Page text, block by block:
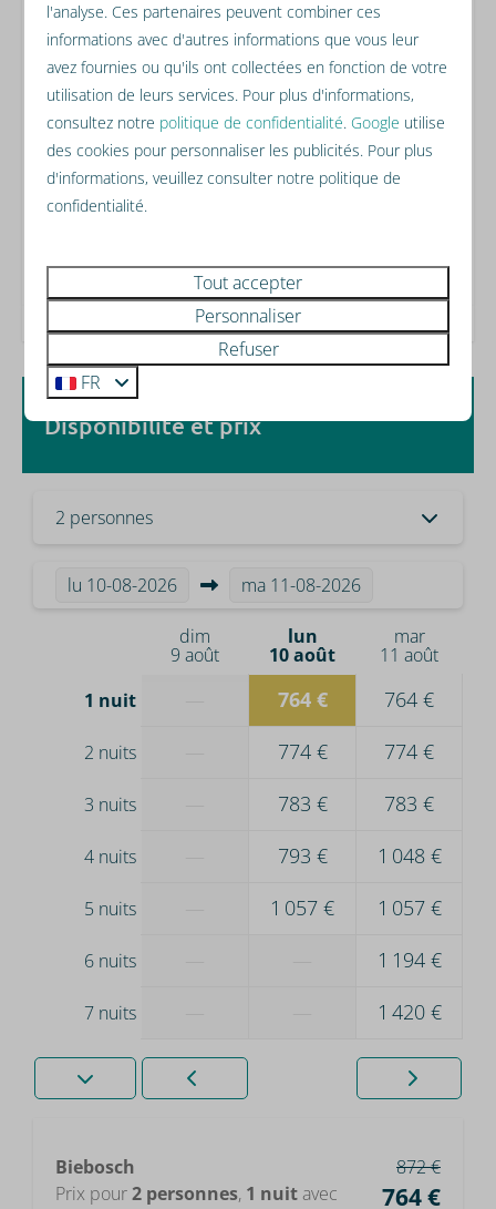
Label énergétique :
Disponibilité et prix
2 personnes
lu 10-08-2026 ma 11-08-2026
dim
9 août
lun
10 août
mar
11 août
1 nuit
764 € 764 €
2 nuits 774 € 774 €
3 nuits 783 € 783 €
4 nuits 793 € 1 048 €
5 nuits 1 057 € 1 057 €
6 nuits 1 194 €
7 nuits 1 420 €
872 €
764 €
Biebosch
Prix pour2 personnes, 1 nuit avec
l'analyse. Ces partenaires peuvent combiner ces
informations avec d'autres informations que vous leur
avez fournies ou qu'ils ont collectées en fonction de votre
utilisation de leurs services. Pour plus d'informations,
consultez notre politique de confidentialité. Google utilise
des cookies pour personnaliser les publicités. Pour plus
d'informations, veuillez consulter notre politique de
confidentialité.
Tout accepter
Personnaliser
Refuser
FR